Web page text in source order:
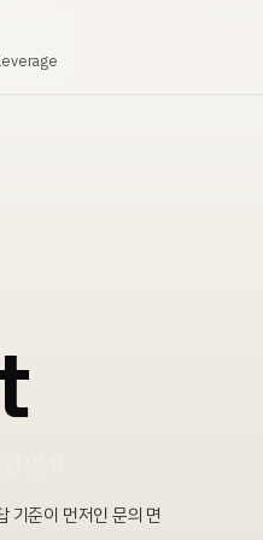
기준이 먼저인 문의 면